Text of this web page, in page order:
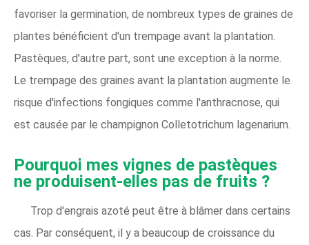
favoriser la germination, de nombreux types de graines de
plantes bénéficient d'un trempage avant la plantation.
Pastèques, d'autre part, sont une exception à la norme.
Le trempage des graines avant la plantation augmente le
risque d'infections fongiques comme l'anthracnose, qui
est causée par le champignon Colletotrichum lagenarium.
Pourquoi mes vignes de pastèques
ne produisent-elles pas de fruits ?
Trop d'engrais azoté peut être à blâmer dans certains
cas. Par conséquent, il y a beaucoup de croissance du